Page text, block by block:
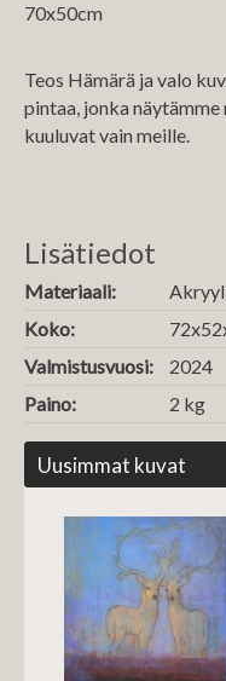
70x50cm
Teos Hämärä ja valo
pintaa, jonka
kuuluvat vain meille.
Lisätiedot
Materiaali:
Koko:
Valmistusvuosi:
2024
Paino:
2 kg
Uusimmat kuvat